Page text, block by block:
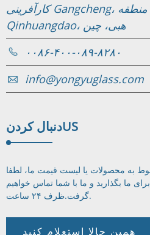
کارآفرینی Gangcheng، منطقه Haigang،
Qinhuangdao، هبی، چین
۰۰۸۶-۴۰۰-۰۸۹-۸۲۸۰
info@yongyuglass.com
دنبال کردنUS
به محصولات یا لیست قیمت ما، لطفا
ما بگذارید و ما با شما تماس خواهیم
گرفت.ظرف ۲۴ ساعت.
همین حالا استعلام کنید